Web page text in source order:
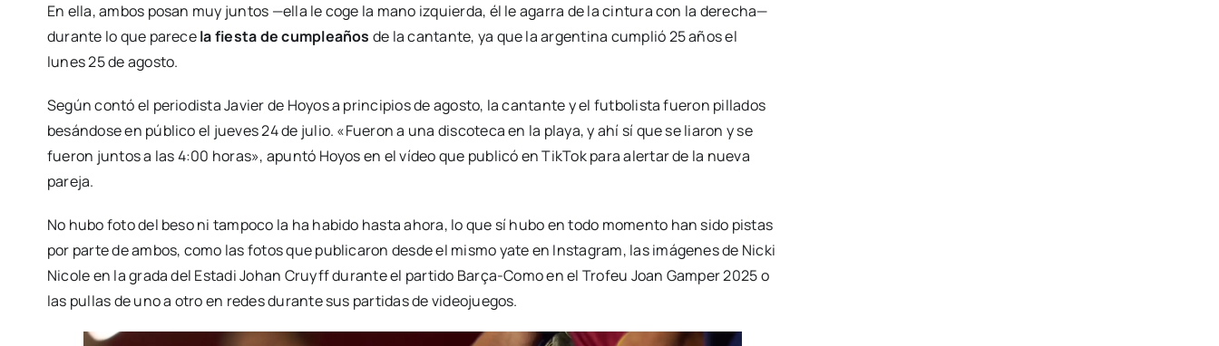
En ella, ambos posan muy juntos —ella le coge la mano izquierda, él le agarra de la cintura con la derecha—
durante lo que parecela fiesta de cumpleaños de la cantante, ya que la argentina cumplió 25 años el
lunes 25 de agosto.
Según contó el periodista Javier de Hoyos a principios de agosto, la cantante y el futbolista fueron pillados
besándose en público el jueves 24 de julio. «Fueron a una discoteca en la playa, y ahí sí que se liaron y se
fueron juntos a las 4:00 horas», apuntó Hoyos en el vídeo que publicó en TikTok para alertar de la nueva
pareja.
No hubo foto del beso ni tampoco la ha habido hasta ahora, lo que sí hubo en todo momento han sido pistas
por parte de ambos, como las fotos que publicaron desde el mismo yate en Instagram, las imágenes de Nicki
Nicole en la grada del Estadi Johan Cruyff durante el partido Barça-Como en el Trofeu Joan Gamper 2025 o
las pullas de uno a otro en redes durante sus partidas de videojuegos.